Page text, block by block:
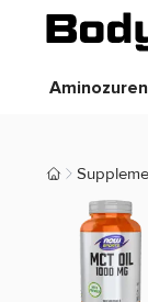
Aminozuren
Body